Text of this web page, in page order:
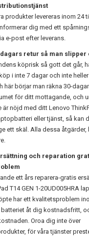
produkter levereras inom 24
dig med ett
e-post efter leverans.
retur så man slipper
köprisk så gott det går,
i inte 7 dagar och inte heller
här börjar man räkna 30-
för ditt mottagande, och
är nöjd med ditt Lenovo
eller tjänst, så kan
ett skäl. Alla dessa åtgärder,
och reparation
ett års reparera-gratis
T14 GEN 1-20UD005HRA
har ett kvalitetsproblem
batteriet åt dig kostnadsfritt,
Oroa dig inte över
för våra tjänster